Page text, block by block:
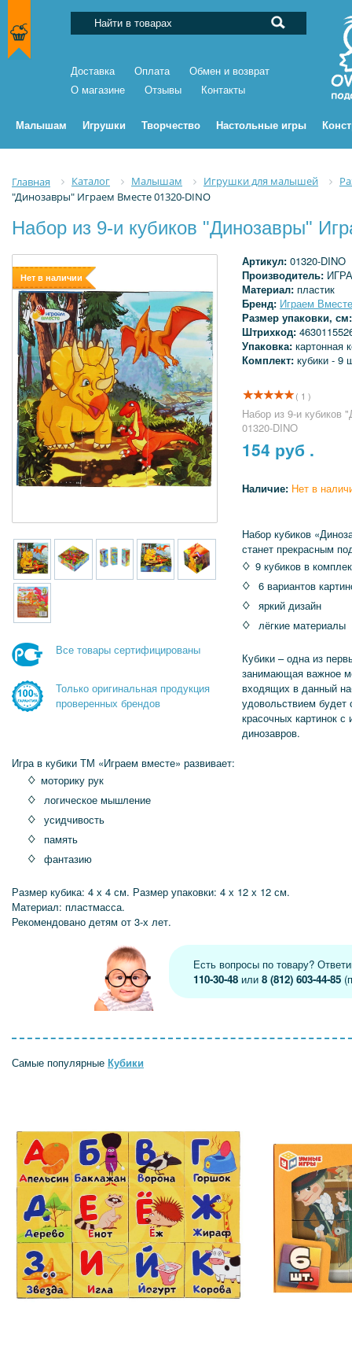
Доставка Оплата
Обмен и возврат
О магазине
Отзывы Контакты
Малышам Игрушки Творчество Настольные игры
Главная Каталог Малышам Игрушки для малышей
"Динозавры" Играем Вместе 01320-DINO
Набор из 9-и кубиков "Динозавры"
Нет в наличии
Все товары сертифицированы
Только оригинальная продукция
проверенных брендов
Артикул: 01320-DINO
Производитель:
Материал: пластик
Бренд: Играем Вместе
Размер упаковки,
Штрихкод:
Упаковка: картонная
Комплект: кубики - 9
( 1 )
Набор из 9-и кубиков
01320-DINO
154 руб .
Наличие: Нет в
Набор кубиков
станет прекрасным
9 кубиков в
6 вариантов
яркий дизайн
лёгкие материалы
Кубики – одна из
занимающая важное
входящих в данный
удовольствием будет
красочных картинок
динозавров.
Игра в кубики ТМ «Играем вместе» развивает:
моторику рук
логическое мышление
усидчивость
память
фантазию
Размер кубика: 4 х 4 см. Размер упаковки: 4 х 12 х 12 см.
Материал: пластмасса.
Рекомендовано детям от 3-х лет.
Есть вопросы по товару?
110-30-48 или8 (812) 603-44-85
Самые популярные Кубики